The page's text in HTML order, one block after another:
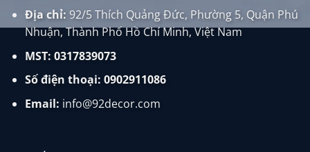
Địa chỉ: 92/5 Thích Quảng Đức, Phường 5, Quận Phú
Nhuận, Thành Phố Hồ Chí Minh, Việt Nam
MST: 0317839073
Số điện thoại: 0902911086
Email: info@92decor.com